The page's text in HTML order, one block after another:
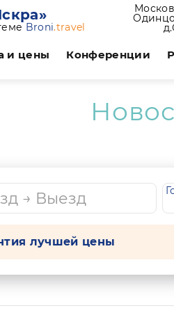
Broni.travel
и цены Конференции
лучшей цены